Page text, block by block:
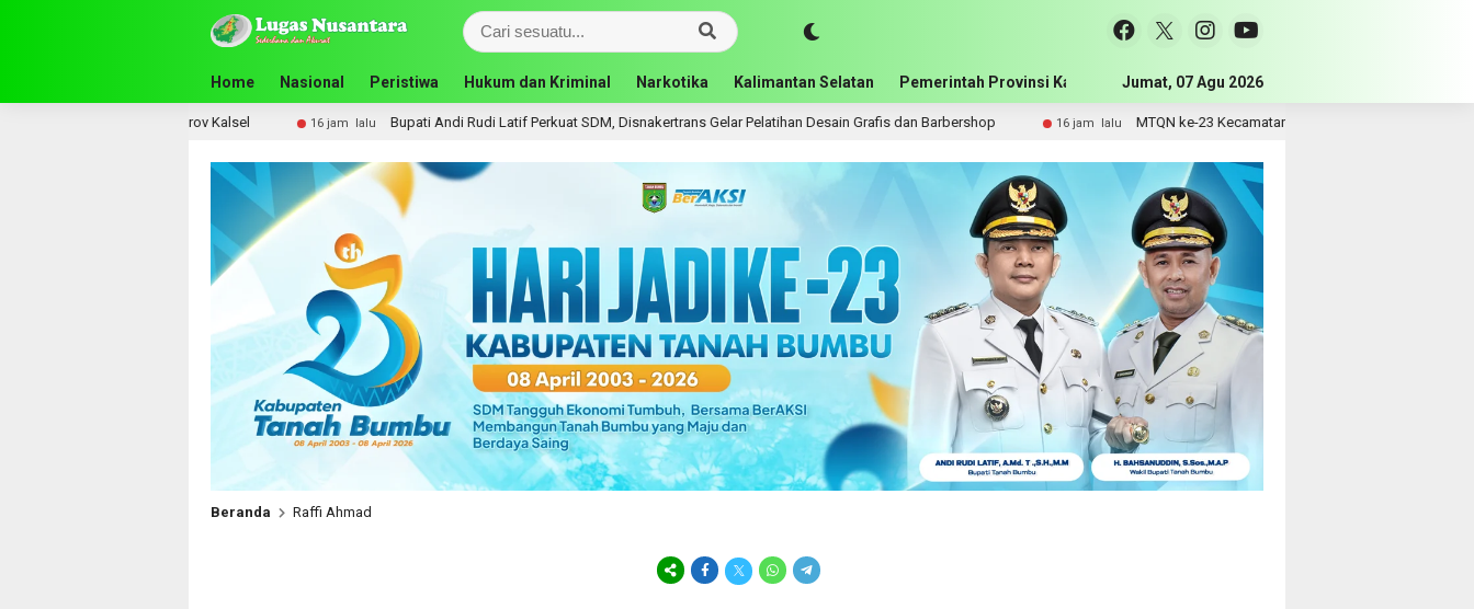
Home Nasional Peristiwa Hukum dan Kriminal Narkotika Kalimantan Selatan Pemerintah Provinsi Kalimantan Selatan Pemerintah Kabupaten Tanah
Jumat, 07 Agu 2026
16 jam lalu Bupati Andi Rudi Latif Perkuat SDM, Disnakertrans Gelar Pelatihan Desain Grafis dan Barbershop 16 jam lalu MTQN ke-23 Kecamatan Simpang Empat Resmi Dibuka, Bupati
Beranda Raffi Ahmad